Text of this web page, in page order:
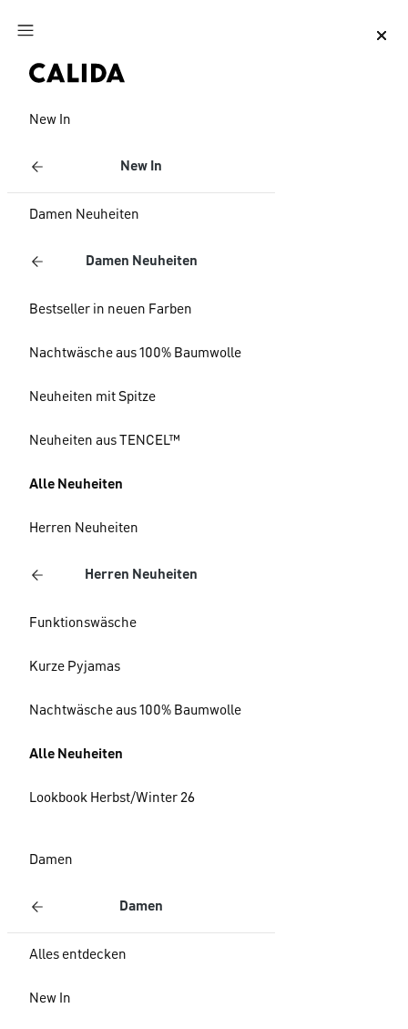
Zum Hauptinhalt springen
New In
New In
Damen Neuheiten
Damen Neuheiten
Bestseller in neuen Farben
Nachtwäsche aus 100% Baumwolle
Neuheiten mit Spitze
Neuheiten aus TENCEL™
Alle Neuheiten
Herren Neuheiten
Herren Neuheiten
Funktionswäsche
Kurze Pyjamas
Nachtwäsche aus 100% Baumwolle
Alle Neuheiten
Lookbook Herbst/Winter 26
Damen
Damen
Alles entdecken
New In